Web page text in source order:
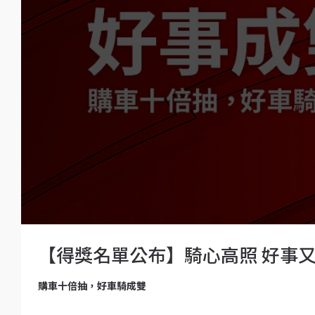
【得獎名單公布】騎心高照 好事
購車十倍抽，好車騎成雙